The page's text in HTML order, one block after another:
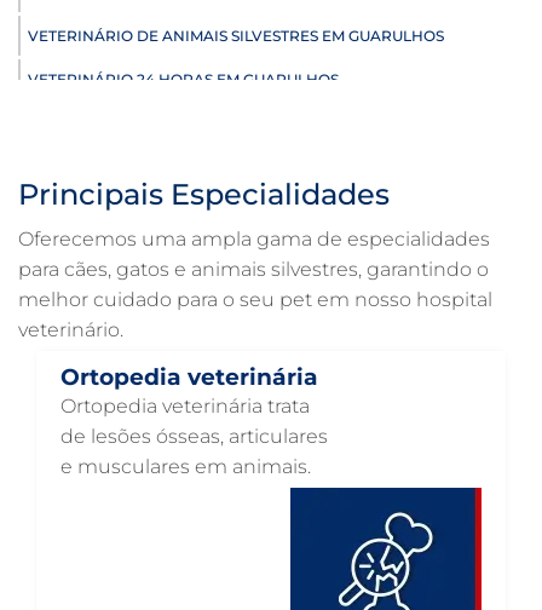
VETERINÁRIO DE ANIMAIS SILVESTRES EM GUARULHOS
VETERINÁRIO 24 HORAS EM GUARULHOS
ULTRASSONOGRAFIA PARA CACHORRO EM GUARULHOS
ULTRASSOM VETERINÁRIO EM GUARULHOS
TRATAMENTO DE ANIMAIS EM GUARULHOS
RAIO X VETERINÁRIO EM GUARULHOS
PNEUMOLOGIA VETERINÁRIA EM GUARULHOS
OTOSCOPIA VETERINÁRIA EM GUARULHOS
OTOSCOPIA DIGITAL VETERINÁRIA EM GUARULHOS
OFTALMOLOGIA VETERINÁRIA EM GUARULHOS
Principais Especialidades
Oferecemos uma ampla gama de especialidades
para cães, gatos e animais silvestres, garantindo o
melhor cuidado para o seu pet em nosso hospital
veterinário.
Ortopedia veterinária
Ortopedia veterinária trata
de lesões ósseas, articulares
e musculares em animais.